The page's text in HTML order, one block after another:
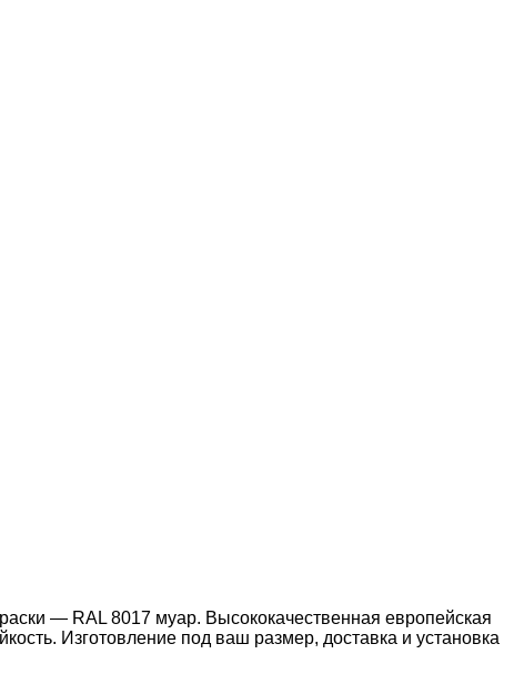
— RAL 8017 муар. Высококачественная европейская
Изготовление под ваш размер, доставка и установка